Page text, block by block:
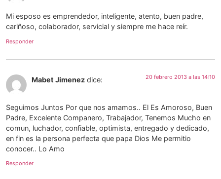
Mi esposo es emprendedor, inteligente, atento, buen padre,
cariñoso, colaborador, servicial y siempre me hace reír.
Responder
Mabet Jimenez dice: 20 febrero 2013 a las 14:10
Seguimos Juntos Por que nos amamos.. El Es Amoroso, Buen
Padre, Excelente Companero, Trabajador, Tenemos Mucho en
comun, luchador, confiable, optimista, entregado y dedicado,
en fin es la persona perfecta que papa Dios Me permitio
conocer.. Lo Amo
Responder